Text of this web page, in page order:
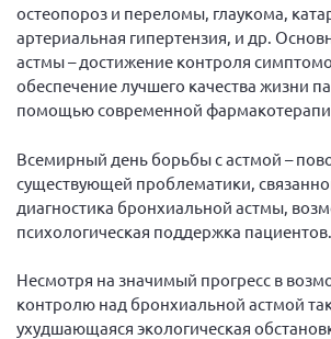
Четвертый съезд
Пятый съезд
Шестой съезд
ОФ «Фонд содействия больным
склерозом»
Новости: Казахстан
Письма и официальные ответы
Методическая литература для
Публичные отчеты
остеопороз и переломы, глаукома,
артериальная гипертензия, и др.
астмы – достижение контроля
обеспечение лучшего качества жизни
помощью современной
Всемирный день борьбы с астмой –
существующей проблематики,
диагностика бронхиальной астмы,
психологическая поддержка пациентов.
Несмотря на значимый прогресс в
контролю над бронхиальной астмой
ухудшающаяся экологическая